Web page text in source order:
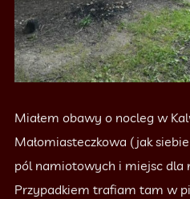
Miałem obawy o nocleg w
Małomiasteczkowa (jak
pól namiotowych i miejsc dla
Przypadkiem trafiam tam w